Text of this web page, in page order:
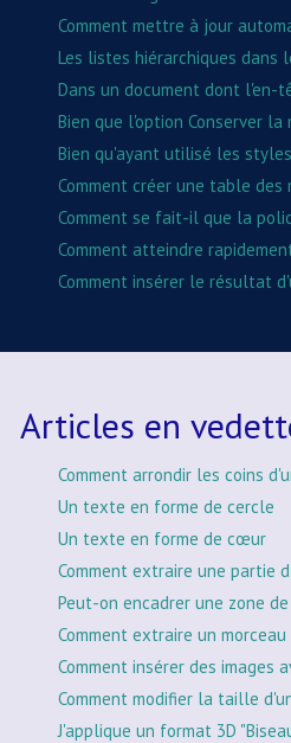
Comment mettre à jour
Les listes hiérarchiques dans
Dans un document dont l'en-
Bien que l'option Conserver
Bien qu'ayant utilisé les
Comment créer une table
Comment se fait-il que la
Comment atteindre
Comment insérer le résultat
Articles en
Comment arrondir les coins
Un texte en forme de cercle
Un texte en forme de cœur
Comment extraire une partie
Peut-on encadrer une zone
Comment extraire un morceau
Comment insérer des images
Comment modifier la taille
J'applique un format 3D